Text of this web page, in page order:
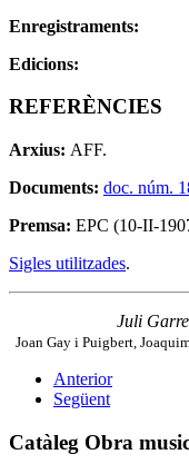
Enregistraments:
Edicions:
REFERÈNCIES
Arxius: AFF.
Documents: doc. núm.
Premsa: EPC (10-II-
Sigles utilitzades.
Juli
Joan Gay i Puigbert,
Anterior
Següent
Catàleg Obra